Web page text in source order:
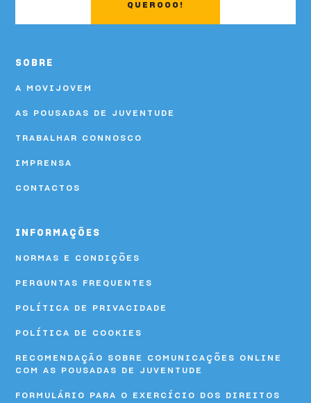
QUEROOO!
SOBRE
A MOVIJOVEM
AS POUSADAS DE JUVENTUDE
TRABALHAR CONNOSCO
IMPRENSA
CONTACTOS
INFORMAÇÕES
NORMAS E CONDIÇÕES
PERGUNTAS FREQUENTES
POLÍTICA DE PRIVACIDADE
POLÍTICA DE COOKIES
RECOMENDAÇÃO SOBRE COMUNICAÇÕES ONLINE
COM AS POUSADAS DE JUVENTUDE
FORMULÁRIO PARA O EXERCÍCIO DOS DIREITOS